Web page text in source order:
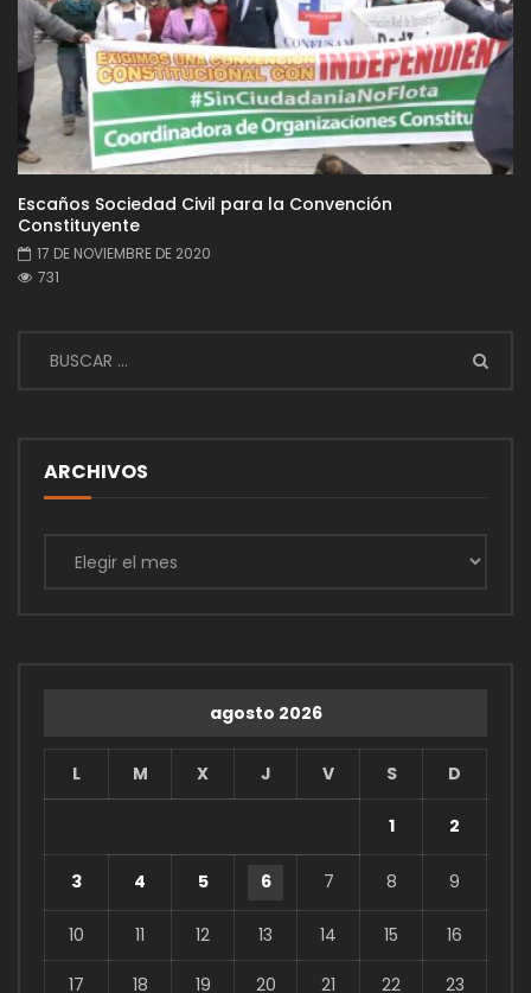
Escaños Sociedad Civil para la Convención
Constituyente
17 DE NOVIEMBRE DE 2020
731
ARCHIVOS
agosto 2026
L M X J V S D
1 2
3 4 5 6 7 8 9
10 11 12 13 14 15 16
17 18 19 20 21 22 23